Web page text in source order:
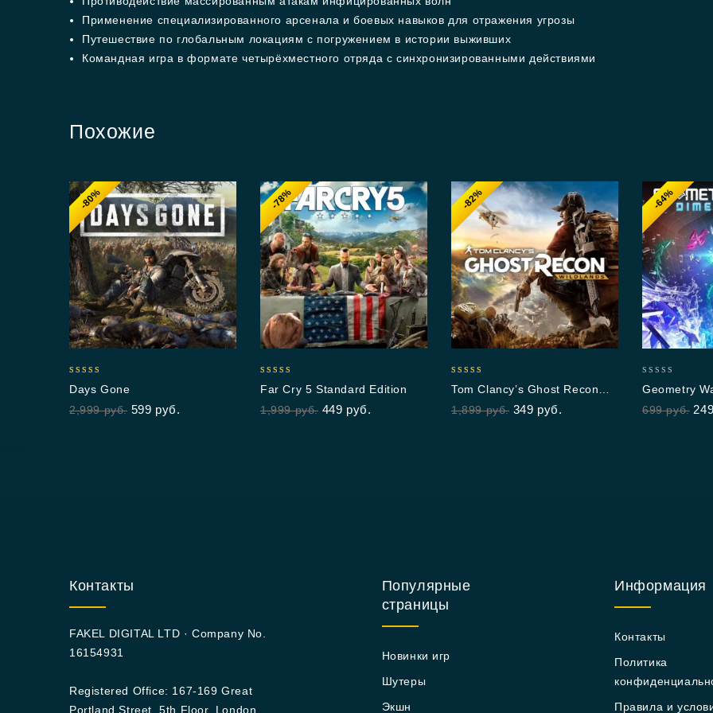
Применение специализированного арсенала и боевых навыков для отражения угрозы
Путешествие по глобальным локациям с погружением в истории выживших
Командная игра в формате четырёхместного отряда с синхронизированными действиями
Похожие
-80%
out of 5
Days Gone
2,999руб. 599 руб.
-78%
out of 5
Far Cry 5 Standard Edition
1,999руб. 449 руб.
-82%
out of 5
Tom Clancy’s Ghost Recon®
Wildlands
1,899руб. 349 руб.
-64%
out
of
Geometry
699руб. 249
Контакты
FAKEL DIGITAL LTD · Company No.
16154931
Registered Office: 167-169 Great
Portland Street, 5th Floor, London,
Популярные
страницы
Новинки игр
Шутеры
Экшн
Информация
Контакты
Политика
Правила и